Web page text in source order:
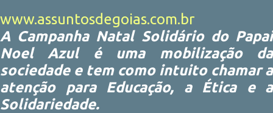
www.assuntosdegoias.com.br
A Campanha Natal Solidário do Papai
Noel Azul é uma mobilização da
sociedade e tem como intuito chamar a
atenção para Educação, a Ética e a
Solidariedade.